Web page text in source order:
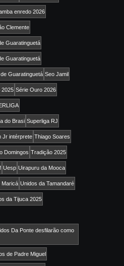
enredo 2026
Clemente
Guaratinguetá
Guaratinguetá
Guaratinguetá Seo Jamil
2025 Série Ouro 2026
do Brasi Superliga RJ
Jr intérprete Thiago Soares
Domingos Tradição 2025
Uesp Uirapuru da Mooca
Maricá Unidos da Tamandaré
da Tijuca 2025
Da Ponte desfilarão como
de Padre Miguel